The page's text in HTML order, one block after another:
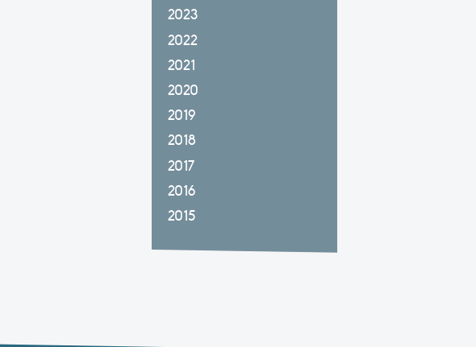
2023
2022
2021
2020
2019
2018
2017
2016
2015